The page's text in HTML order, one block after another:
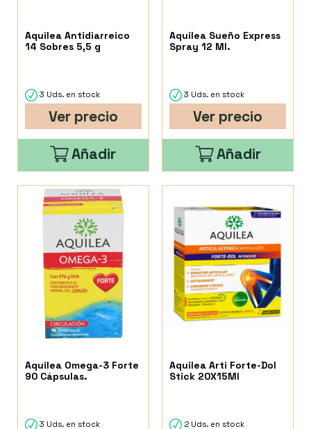
Aquilea Antidiarreico
14 Sobres 5,5 g
3 Uds. en stock
Ver precio
Añadir
Aquilea Sueño Express
Spray 12 Ml.
3 Uds. en stock
Ver precio
Añadir
Aquilea Omega-3 Forte
90 Cápsulas.
3 Uds. en stock
Aquilea Arti Forte-Dol
Stick 20X15Ml
2 Uds. en stock